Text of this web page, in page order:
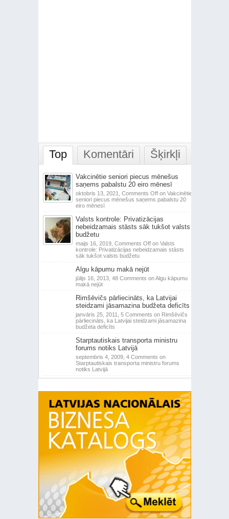
Top Komentāri Šķirkļi
Vakcinētie seniori piecus mēnešus
saņems pabalstu 20 eiro mēnesī
oktobris 13, 2021, Comments Offon Vakcinētie
seniori piecus mēnešus saņems pabalstu 20
eiro mēnesī
Valsts kontrole: Privatizācijas
nebeidzamais stāsts sāk tukšot valsts
budžetu
maijs 16, 2019, Comments Offon Valsts
kontrole: Privatizācijas nebeidzamais stāsts
sāk tukšot valsts budžetu
Algu kāpumu makā nejūt
jūlijs 16, 2013, 48 Comments on Algu kāpumu
makā nejūt
Rimšēvičs pārliecināts, ka Latvijai
steidzami jāsamazina budžeta deficīts
janvāris 25, 2011, 5 Comments on Rimšēvičs
pārliecināts, ka Latvijai steidzami jāsamazina
budžeta deficīts
Starptautiskais transporta ministru
forums notiks Latvijā
septembris 4, 2009, 4 Comments on
Starptautiskais transporta ministru forums
notiks Latvijā